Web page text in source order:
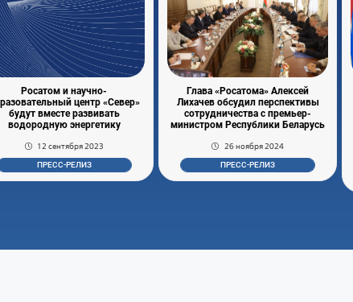
Росатом и научно-
центр «Север»
будут вместе развивать
водородную энергетику
12 сентября 2023
ПРЕСС-РЕЛИЗ
Глава «Росатома» Алексей
Лихачев обсудил перспективы
сотрудничества с премьер-
министром Республики Беларусь
26 ноября 2024
ПРЕСС-РЕЛИЗ